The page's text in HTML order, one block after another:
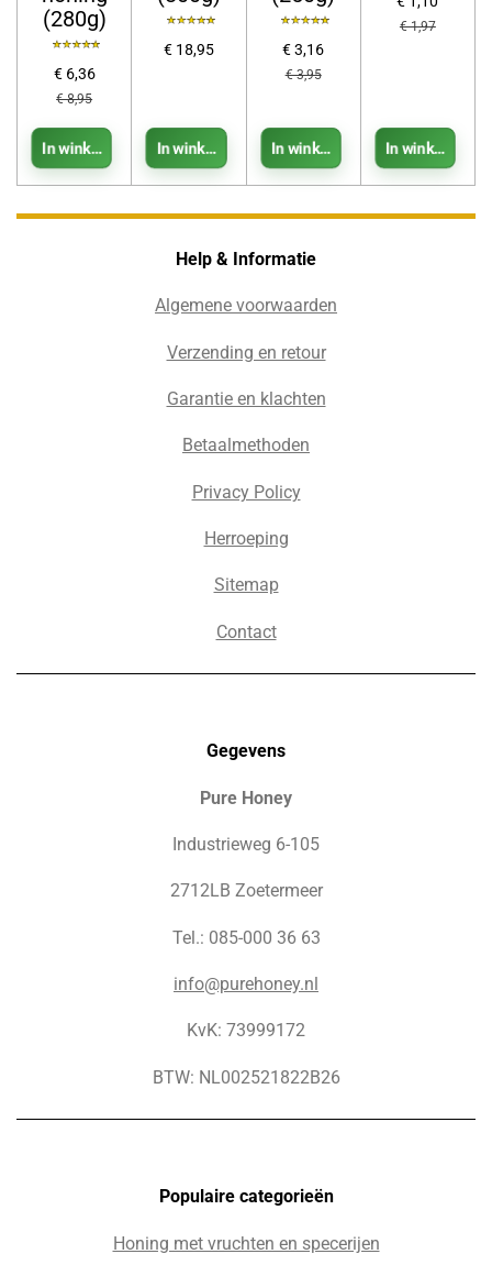
(280g)
€ 6,36
€ 8,95
In winkelwagen
€ 18,95
In winkelwagen
€ 3,16
€ 3,95
In winkelwagen
€ 1,97
In
Help & Informatie
Algemene voorwaarden
Verzending en retour
Garantie en klachten
Betaalmethoden
Privacy Policy
Herroeping
Sitemap
Contact
Gegevens
Pure Honey
Industrieweg 6-105
2712LB Zoetermeer
Tel.: 085-000 36 63
info@purehoney.nl
KvK: 73999172
BTW: NL002521822B26
Populaire categorieën
Honing met vruchten en specerijen